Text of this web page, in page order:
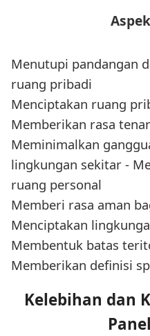
Menutupi pandangan
ruang pribadi
Menciptakan ruang
Memberikan rasa
Meminimalkan
lingkungan sekitar -
ruang personal
Memberi rasa aman
Menciptakan
Membentuk batas
Memberikan definisi
Kelebihan dan